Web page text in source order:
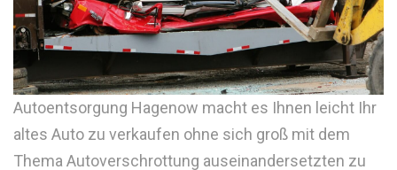
Autoentsorgung Hagenow macht es Ihnen leicht Ihr
altes Auto zu verkaufen ohne sich groß mit dem
Thema Autoverschrottung auseinandersetzten zu